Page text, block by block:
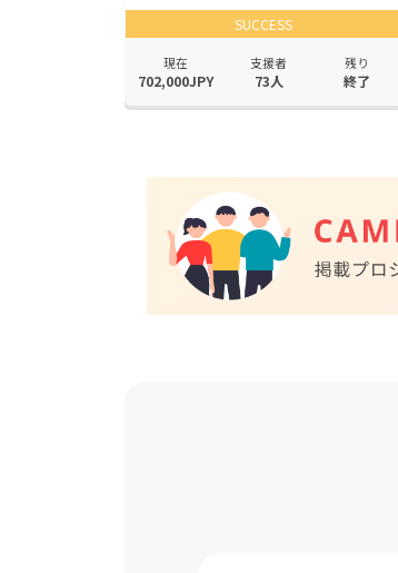
SUCCESS
現在
702,000JPY
支援者
73人
残り
終了